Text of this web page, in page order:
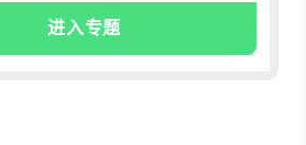
进入专题